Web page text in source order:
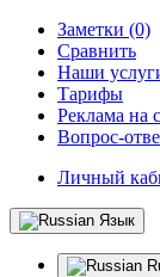
Заметки (0)
Сравнить
Наши
Тарифы
Реклама на
Вопрос-
Личный
Язык